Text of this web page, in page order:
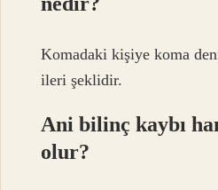
Komadaki kişiye koma
ileri şeklidir.
Ani bilinç kaybı
olur?